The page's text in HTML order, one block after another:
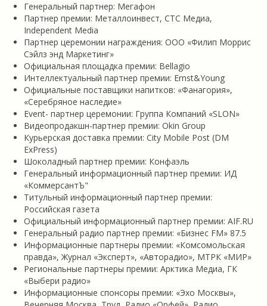
Генеральный партнер: Мегафон
Партнер премии: Металлоинвест, СТС Медиа,
Independent Media
Партнер церемонии награждения: OOO «Филип Моррис
Сэйлз энд Маркетинг»
Официальная площадка премии: Bellagio
Интеллектуальный партнер премии: Ernst&Young
Официальные поставщики напитков: «Фанагория»,
«Серебряное наследие»
Event- партнер церемонии: Группа Компаний «SLON»
Видеопродакшн-партнер премии: Okin Group
Курьерская доставка премии: City Mobile Post (DM
ExPress)
Шоколадный партнер премии: Конфаэль
Генеральный информационный партнер премии: ИД
«КоммерсантЪ"
Титульный информационный партнер премии:
Российская газета
Официальный информационный партнер премии: AIF.RU
Генеральный радио партнер премии: «Бизнес FM» 87.5
Информационные партнеры премии: «Комсомольская
правда», Журнал «Эксперт», «Авторадио», МТРК «МИР»
Региональные партнеры премии: Арктика Медиа, ГК
«Выбери радио»
Информационные спонсоры премии: «Эхо Москвы»,